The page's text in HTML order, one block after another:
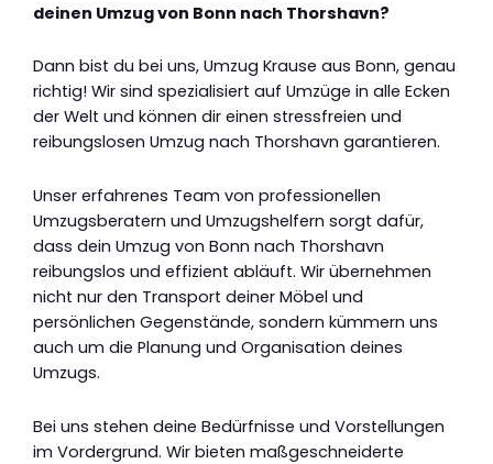
deinen Umzug von Bonn nach Thorshavn?
Dann bist du bei uns, Umzug Krause aus Bonn, genau
richtig! Wir sind spezialisiert auf Umzüge in alle Ecken
der Welt und können dir einen stressfreien und
reibungslosen Umzug nach Thorshavn garantieren.
Unser erfahrenes Team von professionellen
Umzugsberatern und Umzugshelfern sorgt dafür,
dass dein Umzug von Bonn nach Thorshavn
reibungslos und effizient abläuft. Wir übernehmen
nicht nur den Transport deiner Möbel und
persönlichen Gegenstände, sondern kümmern uns
auch um die Planung und Organisation deines
Umzugs.
Bei uns stehen deine Bedürfnisse und Vorstellungen
im Vordergrund. Wir bieten maßgeschneiderte